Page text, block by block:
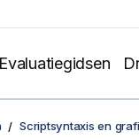
Evaluatiegidsen
Scriptsyntaxis en